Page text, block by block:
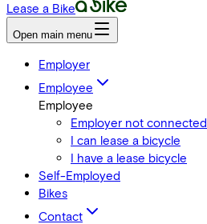
Lease a Bike
Open main menu
Employer
Employee
Employee
Employer not connected
I can lease a bicycle
I have a lease bicycle
Self-Employed
Bikes
Contact